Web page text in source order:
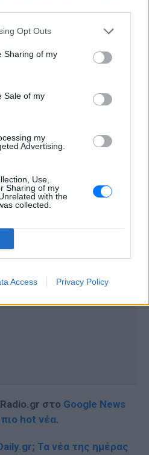
Opt Outs
Sharing of my
Sale of my
my
Advertising.
Use,
Sharing of my
with the
collected.
Access Privacy Policy
στο Google News
hot νέα.
Τα νέα της ημέρας